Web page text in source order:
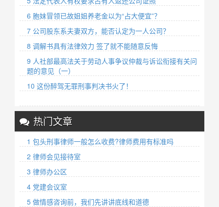
6 胞妹冒领已故姐姐养老金以为“占大便宜”？
7 公司股东系夫妻双方，能否认定为一人公司？
8 调解书具有法律效力 签了就不能随意反悔
9 人社部最高法关于劳动人事争议仲裁与诉讼衔接有关问
题的意见（一）
10 这份醉驾无罪刑事判决书火了！
热门文章
1 包头刑事律师一般怎么收费?律师费用有标准吗
2 律师会见接待室
3 律师办公区
4 党建会议室
5 做情感咨询前，我们先讲讲底线和道德